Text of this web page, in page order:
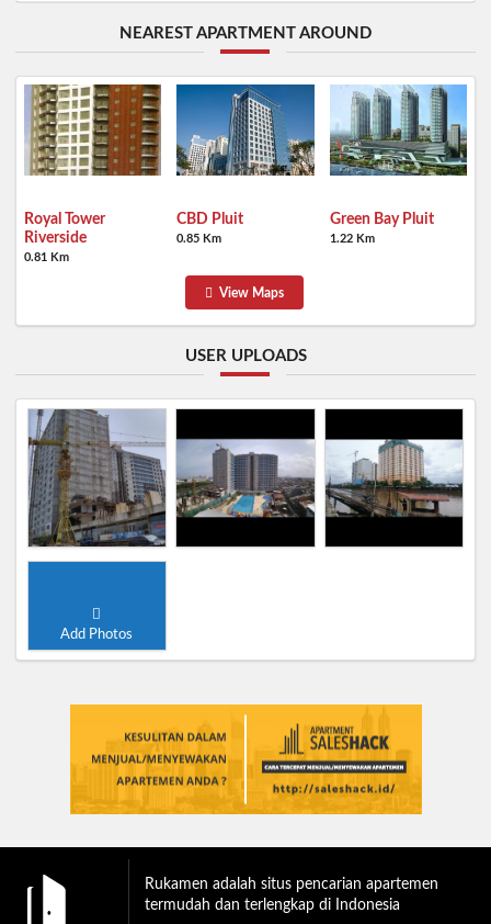
NEAREST APARTMENT AROUND
Royal Tower
Riverside
0.81 Km
CBD Pluit
0.85 Km
Green Bay Pluit
1.22 Km
View Maps
USER UPLOADS
Add Photos
Rukamen adalah situs pencarian apartemen
termudah dan terlengkap di Indonesia